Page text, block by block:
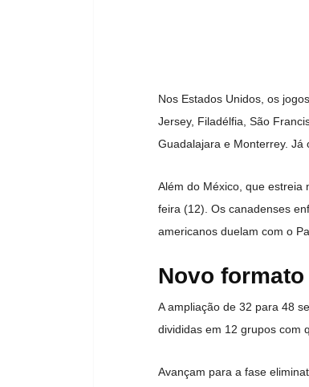
Nos Estados Unidos, os
Jersey, Filadélfia, São
Guadalajara e Monterrey. Já
Além do México, que estreia
feira (12). Os canadenses
americanos duelam com o
Novo
A ampliação de 32 para 48
divididas em 12 grupos com
Avançam para a fase